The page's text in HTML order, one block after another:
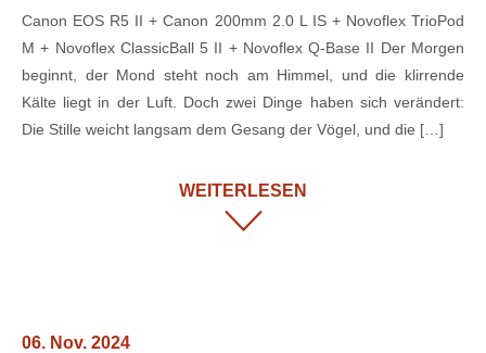
Canon EOS R5 II + Canon 200mm 2.0 L IS + Novoflex TrioPod
M + Novoflex ClassicBall 5 II + Novoflex Q-Base II Der Morgen
beginnt, der Mond steht noch am Himmel, und die klirrende
Kälte liegt in der Luft. Doch zwei Dinge haben sich verändert:
Die Stille weicht langsam dem Gesang der Vögel, und die […]
WEITERLESEN
06. Nov. 2024